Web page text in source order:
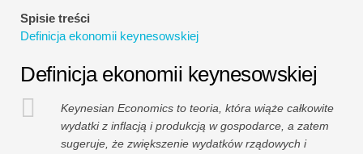
Spisie treści
Definicja ekonomii keynesowskiej
Definicja ekonomii keynesowskiej
Keynesian Economics to teoria, która wiąże całkowite
wydatki z inflacją i produkcją w gospodarce, a zatem
sugeruje, że zwiększenie wydatków rządowych i